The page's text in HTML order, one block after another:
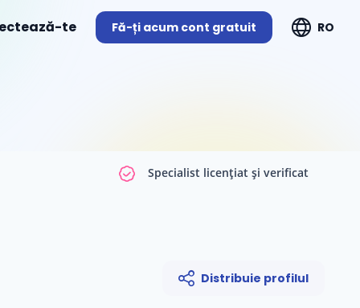
te Fă-ți acum cont gratuit RO
Distribuie profilul
Specialist licențiat și verificat